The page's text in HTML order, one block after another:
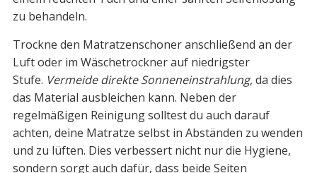
zu behandeln.
Trockne den Matratzenschoner anschließend an der
Luft oder im Wäschetrockner auf niedrigster
Stufe. Vermeide direkte Sonneneinstrahlung, da dies
das Material ausbleichen kann. Neben der
regelmäßigen Reinigung solltest du auch darauf
achten, deine Matratze selbst in Abständen zu wenden
und zu lüften. Dies verbessert nicht nur die Hygiene,
sondern sorgt auch dafür, dass beide Seiten